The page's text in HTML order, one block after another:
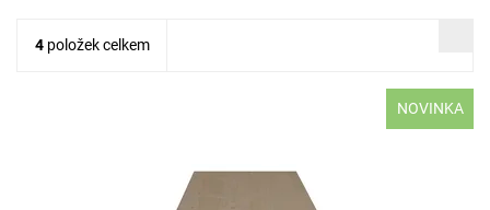
4 položek celkem
NOVINKA
tloušťka 27 mm šířka 1210 mm délka 2500 mm průběžná